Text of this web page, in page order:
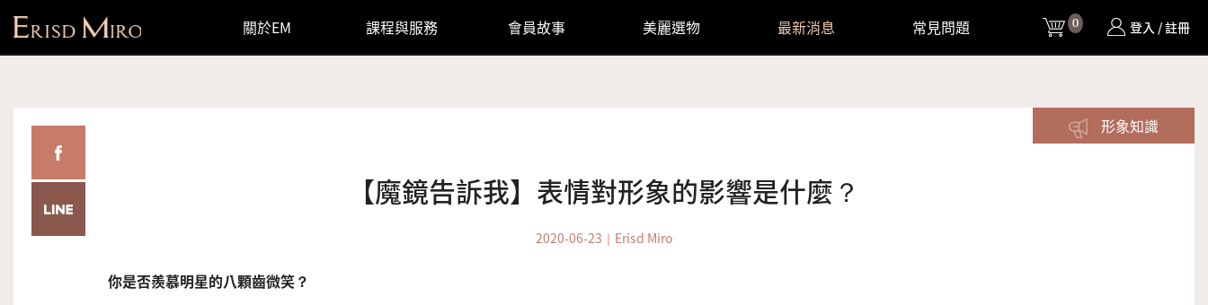
關於EM 課程與服務 會員故事 美麗選物 最新消息 常見問題 0
購物車 登入 / 註冊
分享 Facebook
分享 LINE
形象知識
【魔鏡告訴我】表情對形象的影響是什麼？
2020-06-23｜Erisd Miro
你是否羨慕明星的八顆齒微笑？